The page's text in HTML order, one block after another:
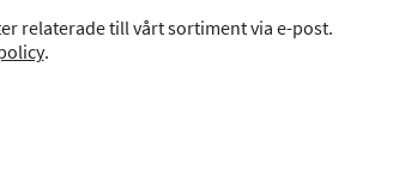
relaterade till vårt sortiment via e-post.
.